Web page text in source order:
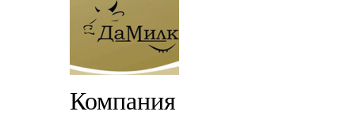
Компания